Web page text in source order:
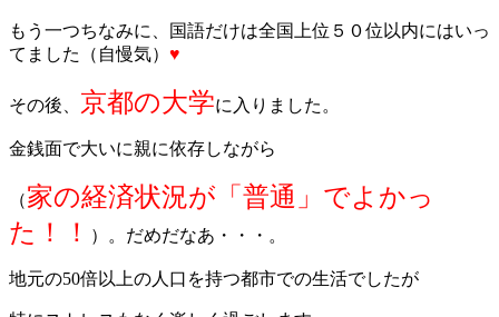
もう一つちなみに、国語だけは全国上位５０位以内にはいっ
てました（自慢気） ♥
その後、 京都の大学に入りました。
金銭面で大いに親に依存しながら
（家の経済状況が「普通」でよかっ
た！！
）。だめだなあ・・・。
地元の50倍以上の人口を持つ都市での生活でしたが